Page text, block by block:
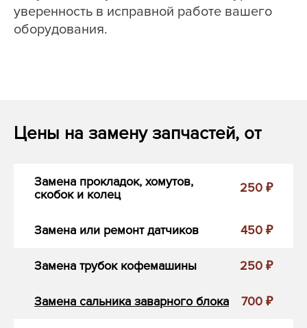
уверенность в исправной работе вашего
оборудования.
Цены на замену запчастей, от
Замена прокладок, хомутов,
скобок и колец
250 ₽
Замена или ремонт датчиков 450 ₽
Замена трубок кофемашины 250 ₽
Замена сальника заварного блока 700 ₽